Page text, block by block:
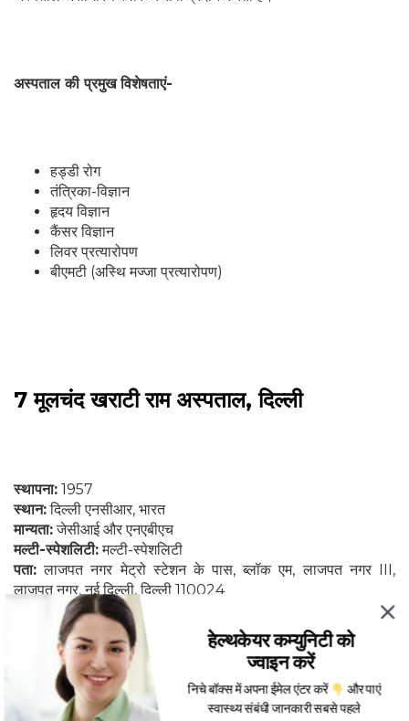
अस्पताल की प्रमुख विशेषताएं-
हड्डी रोग
तंत्रिका-विज्ञान
हृदय विज्ञान
कैंसर विज्ञान
लिवर प्रत्यारोपण
बीएमटी (अस्थि मज्जा प्रत्यारोपण)
7 मूलचंद खराटी राम अस्पताल, दिल्ली
स्थापना: 1957
स्थान:दिल्ली एनसीआर, भारत
मान्यता:जेसीआई और एनएबीएच
मल्टी-स्पेशलिटी:मल्टी-स्पेशलिटी
पता: लाजपत नगर मेट्रो स्टेशन के पास, ब्लॉक एम, लाजपत नगर III,
लाजपत नगर, नई दिल्ली, दिल्ली 110024
मूलचंद में भारत के सर्वश्रेष्ठ डॉक्टरों को एक साथ लाया गया है ताकि मरीजों
को सर्वश्रेष्ठ देखभाल के लिए खोज न करनी पड़े। मूलचंद में, 50+
हेल्थकेयर कम्युनिटी को
ज्वाइन करें
निचे बॉक्स में अपना ईमेल एंटर करें
और पाएं
स्वास्थ्य संबंधी जानकारी सबसे पहले